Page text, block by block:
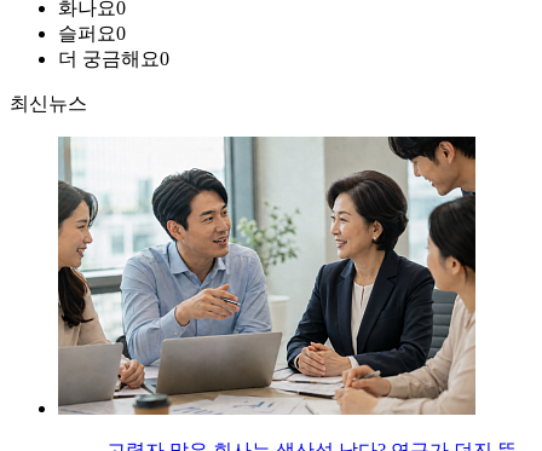
화나요0
슬퍼요0
더 궁금해요0
최신뉴스